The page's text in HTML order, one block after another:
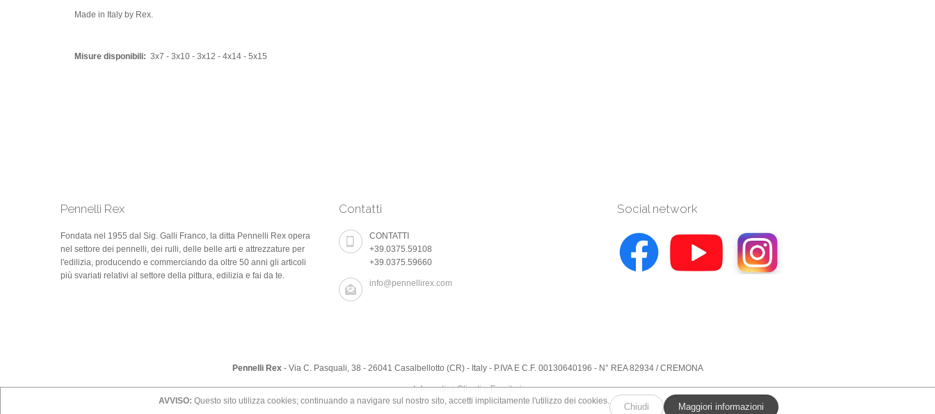
Made in Italy by Rex.
Misure disponibili: 3x7 - 3x10 - 3x12 - 4x14 - 5x15
Pennelli Rex
Fondata nel 1955 dal Sig. Galli Franco, la ditta Pennelli Rex opera
nel settore dei pennelli, dei rulli, delle belle arti e attrezzature per
l'edilizia, producendo e commerciando da oltre 50 anni gli articoli
più svariati relativi al settore della pittura, edilizia e fai da te.
Contatti
CONTATTI
+39.0375.59108
+39.0375.59660
info@pennellirex.com
Social network
Pennelli Rex- Via C. Pasquali, 38 - 26041 Casalbellotto (CR) - Italy - P.IVA E C.F. 00130640196 - N° REA 82934 / CREMONA
Informativa Clienti e Fornitori
AVVISO: Questo sito utilizza cookies; continuando a navigare sul nostro sito, accetti implicitamente l'utilizzo dei cookies.
Chiudi Maggiori informazioni